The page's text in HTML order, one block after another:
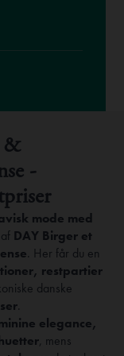
&
-
mode med
DAY Birger et
. Her får du en
restpartier
danske
elegance,
, mens